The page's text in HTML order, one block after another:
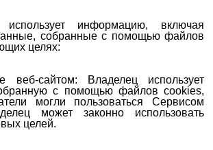
информацию, включая
собранные с помощью файлов
целях:
веб-сайтом: Владелец использует
с помощью файлов cookies,
могли пользоваться Сервисом
может законно использовать
целей.